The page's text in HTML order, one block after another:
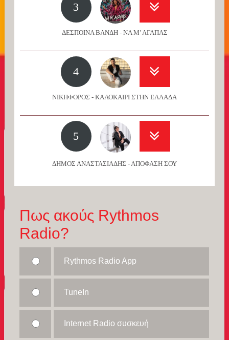
3
ΔΕΣΠΟΙΝΑ ΒΑΝΔΗ - ΝΑ Μ’ ΑΓΑΠΑΣ
4
ΝΙΚΗΦΟΡΟΣ - ΚΑΛΟΚΑΙΡΙ ΣΤΗΝ ΕΛΛΑΔΑ
5
ΔΗΜΟΣ ΑΝΑΣΤΑΣΙΑΔΗΣ - ΑΠΟΦΑΣΗ ΣΟΥ
Πως ακούς Rythmos
Radio?
Rythmos Radio App
TuneIn
Internet Radio συσκευή